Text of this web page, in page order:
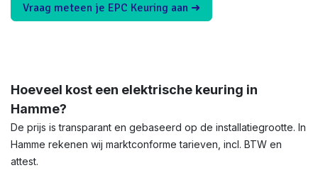
Vraag meteen je EPC Keuring aan ➜
Hoeveel kost een elektrische keuring in
Hamme?
De prijs is transparant en gebaseerd op de installatiegrootte. In
Hamme rekenen wij marktconforme tarieven, incl. BTW en
attest.